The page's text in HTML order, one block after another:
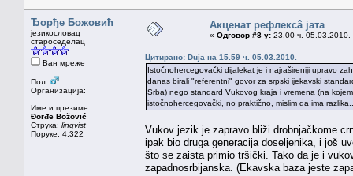
Ђорђе Божовић
језикословац
староседелац
Ван мреже
Пол:
Организација:
Име и презиме:
Đorđe Božović
Струка: lingvist
Поруке: 4.322
Акценат рефлексâ јата
« Одговор #8 у: 23.00 ч. 05.03.2010.
Цитирано: Duja на 15.59 ч. 05.03.2010.
Istočnohercegovački dijalekat je i najrašireniji upravo
danas birali "referentni" govor za srpski ijekavski
Srba) nego standard Vukovog kraja i vremena (na
istočnohercegovački, no praktično, mislim da ima
Vukov jezik je zapravo bliži drobnjačkome
ipak bio druga generacija doseljenika, i još
što se zaista primio tršički. Tako da je i
zapadnosrbijanska. (Ekavska baza jeste